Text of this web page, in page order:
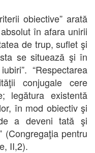
obiective” arată
în afara unirii
de trup, suflet şi
se situează şi în
“Respectarea
conjugale cere
legătura existentă
în mod obiectiv şi
a deveni tată şi
(Congregaţia pentru
II,2).